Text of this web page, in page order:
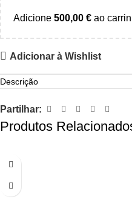
Adicione 500,00 € ao
Adicionar à Wishlist
Descrição
Partilhar:
Produtos